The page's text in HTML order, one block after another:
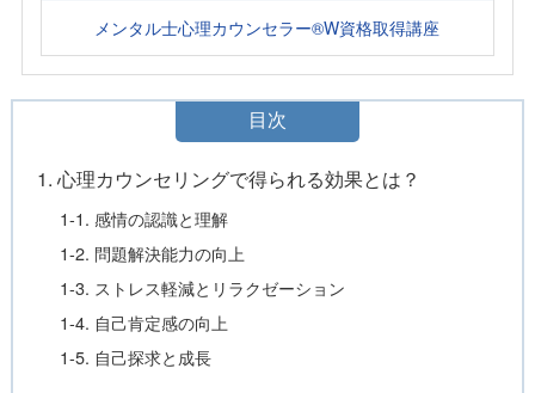
メンタル士心理カウンセラー®W資格取得講座
目次
1. 心理カウンセリングで得られる効果とは？
1-1. 感情の認識と理解
1-2. 問題解決能力の向上
1-3. ストレス軽減とリラクゼーション
1-4. 自己肯定感の向上
1-5. 自己探求と成長